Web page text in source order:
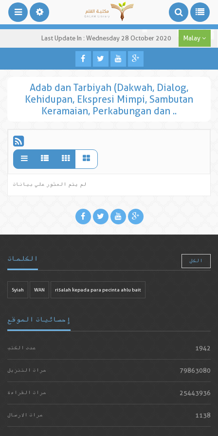
Last Update In : Wednesday 28 October 2020 Malay
Adab dan Tarbiyah (Dakwah, Dialog,
Kehidupan, Ekspresi Mimpi, Sambutan
Keramaian, Perkabungan dan ..
لم يتم العثور علي بيانات
الكلمات الكل
Syiah WAN risalah kepada para pecinta ahlu bait
إحصائيات الموقع
عدد الكتب 1942
مرات التنزيل 79863080
مرات القراءة 25443936
مرات الارسال 1138